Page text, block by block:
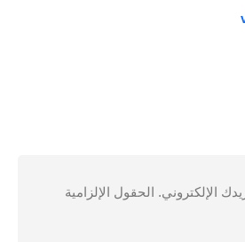
الإلكتروني. الحقول الإلزامية